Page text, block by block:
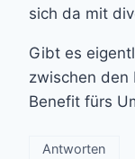
sich da mit
Gibt es
zwischen den
Benefit fürs
Antworten